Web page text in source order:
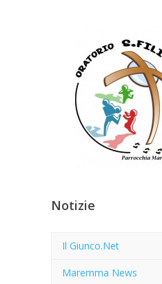
Notizie
Il Giunco.Net
Maremma News